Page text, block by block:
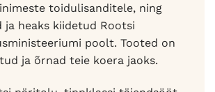
toidulisanditele, ning
ja heaks kiidetud Rootsi
poolt. Tooted on
ja õrnad teie koera jaoks.